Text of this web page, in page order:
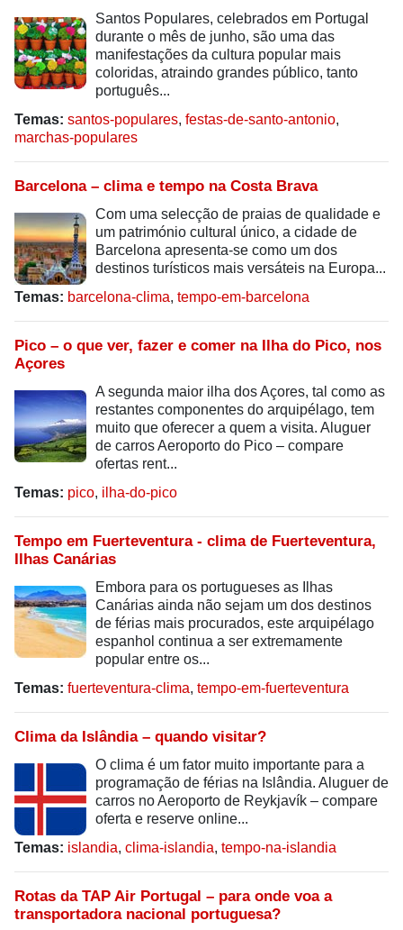
Santos Populares, celebrados em Portugal
durante o mês de junho, são uma das
manifestações da cultura popular mais
coloridas, atraindo grandes público, tanto
português...
Temas: santos-populares, festas-de-santo-antonio,
marchas-populares
Barcelona – clima e tempo na Costa Brava
Com uma selecção de praias de qualidade e
um património cultural único, a cidade de
Barcelona apresenta-se como um dos
destinos turísticos mais versáteis na Europa...
Temas: barcelona-clima, tempo-em-barcelona
Pico – o que ver, fazer e comer na Ilha do Pico, nos
Açores
A segunda maior ilha dos Açores, tal como as
restantes componentes do arquipélago, tem
muito que oferecer a quem a visita. Aluguer
de carros Aeroporto do Pico – compare
ofertas rent...
Temas: pico, ilha-do-pico
Tempo em Fuerteventura - clima de Fuerteventura,
Ilhas Canárias
Embora para os portugueses as Ilhas
Canárias ainda não sejam um dos destinos
de férias mais procurados, este arquipélago
espanhol continua a ser extremamente
popular entre os...
Temas: fuerteventura-clima, tempo-em-fuerteventura
Clima da Islândia – quando visitar?
O clima é um fator muito importante para a
programação de férias na Islândia. Aluguer de
carros no Aeroporto de Reykjavík – compare
oferta e reserve online...
Temas: islandia, clima-islandia, tempo-na-islandia
Rotas da TAP Air Portugal – para onde voa a
transportadora nacional portuguesa?